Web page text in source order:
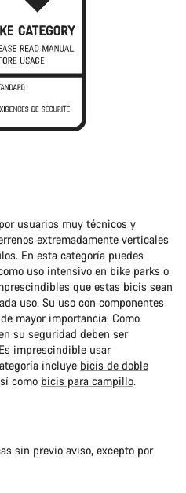
usuarios muy técnicos y
extremadamente verticales
En esta categoría puedes
uso intensivo en bike parks o
que estas bicis sean
uso. Su uso con componentes
mayor importancia. Como
su seguridad deben ser
imprescindible usar
incluye bicis de doble
como bicis para campillo.
sin previo aviso, excepto por